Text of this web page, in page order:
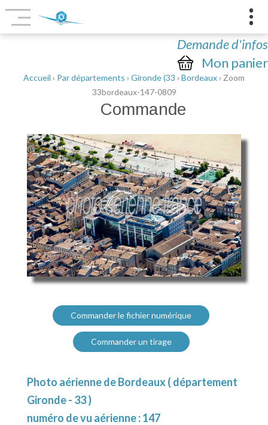
Demande d'infos
Mon panier
Accueil › Par départements › Gironde (33 › Bordeaux› Zoom
33bordeaux-147-0809
Commande
Commander le fichier numérique
Commander un tirage
Photo aérienne de Bordeaux ( département
Gironde - 33 )
numéro de vu aérienne : 147